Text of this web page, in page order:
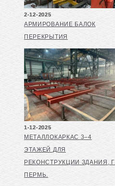
2-12-2025
АРМИРОВАНИЕ БАЛОК
ПЕРЕКРЫТИЯ
1-12-2025
МЕТАЛЛОКАРКАС 3–4
ЭТАЖЕЙ ДЛЯ
РЕКОНСТРУКЦИИ ЗДАНИЯ, Г.
ПЕРМЬ.